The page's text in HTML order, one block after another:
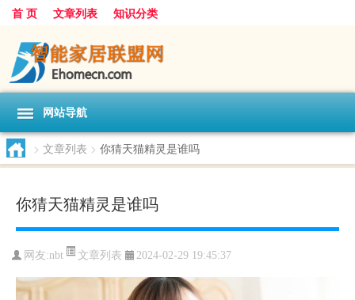
首 页 文章列表 知识分类
网站导航
> 文章列表 > 你猜天猫精灵是谁吗
你猜天猫精灵是谁吗
网友:nbt 文章列表 2024-02-29 19:45:37